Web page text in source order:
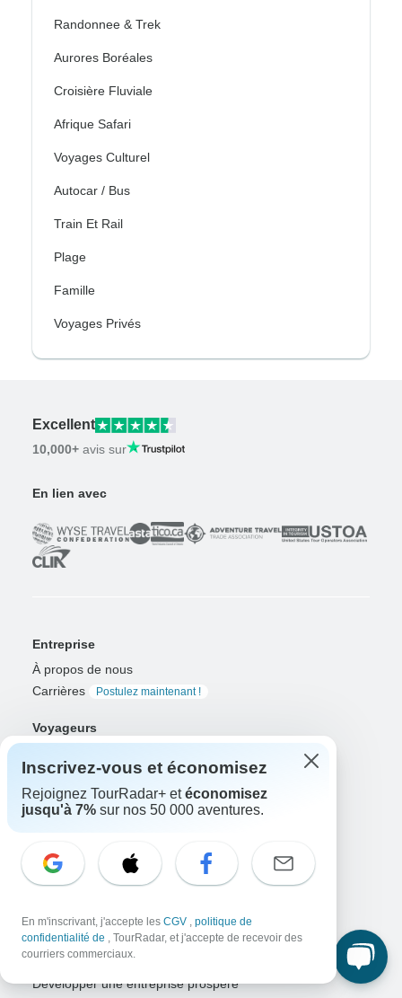
Randonnee & Trek
Aurores Boréales
Croisière Fluviale
Afrique Safari
Voyages Culturel
Autocar / Bus
Train Et Rail
Plage
Famille
Voyages Privés
Excellent
10,000+ avis sur
En lien avec
Entreprise
À propos de nous
Carrières
Postulez maintenant !
Voyageurs
Tentez votre chance maintenant !
Pourquoi utiliser TourRadar ?
Après votre réservation
Politique d'annulation
Plate-forme d'aventures organisées
Solutions d'entreprise connectées
Voyagistes
Développer une entreprise prospère
Inscrivez-vous et économisez
Rejoignez TourRadar+ etéconomisez
jusqu'à 7% sur nos 50 000 aventures.
En m'inscrivant, j'accepte les CGV , politique de
confidentialité de , TourRadar, et j'accepte de recevoir des
courriers commerciaux.